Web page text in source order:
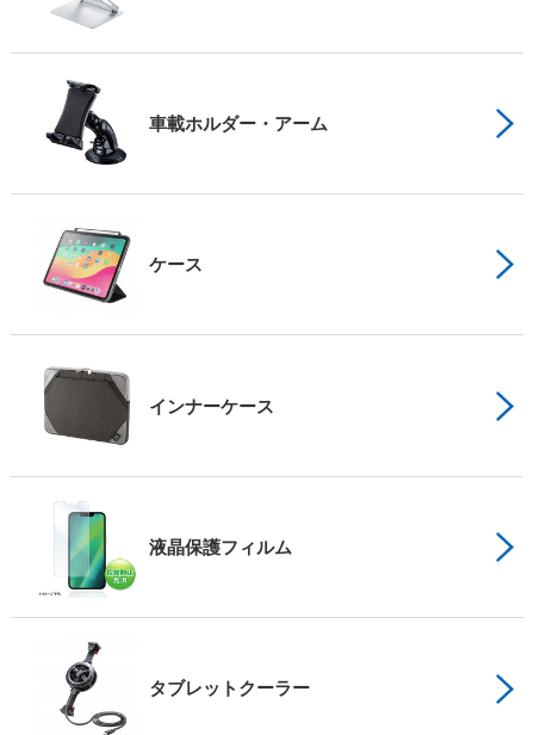
車載ホルダー・アーム
ケース
インナーケース
液晶保護フィルム
タブレットクーラー